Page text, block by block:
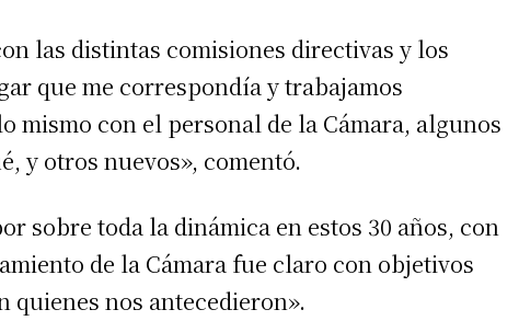
las distintas comisiones directivas y los
que me correspondía y trabajamos
mismo con el personal de la Cámara, algunos
y otros nuevos», comentó.
sobre toda la dinámica en estos 30 años, con
de la Cámara fue claro con objetivos
quienes nos antecedieron».